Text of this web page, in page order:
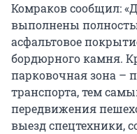
Комраков сообщил:
выполнены
асфальтовое
бордюрного камня.
парковочная зона –
транспорта, тем
передвижения
выезд спецтехники,